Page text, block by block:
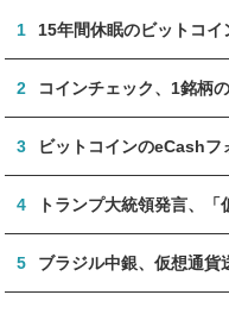
1 15年間休眠のビットコ
2 コインチェック、1銘柄
3 ビットコインのeCash
4 トランプ大統領発言、「
5 ブラジル中銀、仮想通貨